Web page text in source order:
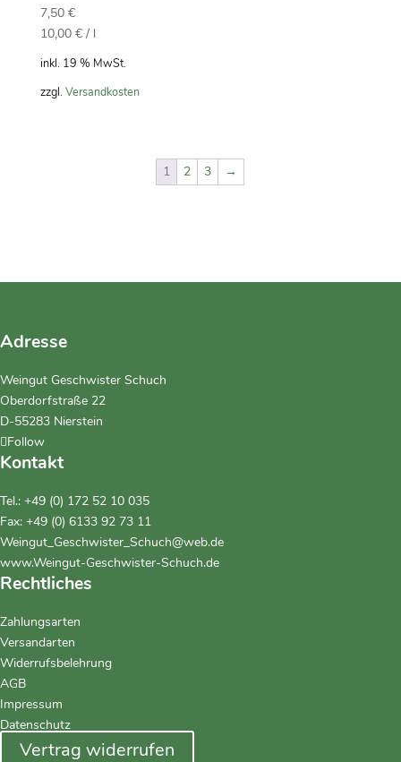
7,50 €
10,00 €/ l
inkl. 19 % MwSt.
zzgl. Versandkosten
1 2 3 →
Adresse
Weingut Geschwister Schuch
Oberdorfstraße 22
D-55283 Nierstein
Follow
Kontakt
Tel.: +49 (0) 172 52 10 035
Fax: +49 (0) 6133 92 73 11
Weingut_Geschwister_Schuch@web.de
www.Weingut-Geschwister-Schuch.de
Rechtliches
Zahlungsarten
Versandarten
Widerrufsbelehrung
AGB
Impressum
Datenschutz
Vertrag widerrufen